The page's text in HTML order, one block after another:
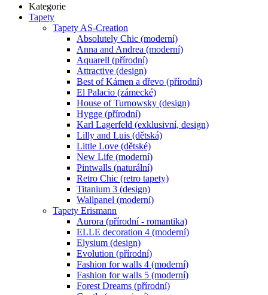
Kategorie
Tapety
Tapety AS-Creation
Absolutely Chic (moderní)
Anna and Andrea (moderní)
Aquarell (přírodní)
Attractive (design)
Best of Kámen a dřevo (přírodní)
El Palacio (zámecké)
House of Turnowsky (design)
Hygge (přírodní)
Karl Lagerfeld (exklusivní, design)
Lilly and Luis (dětská)
Little Love (dětské)
New Life (moderní)
Pintwalls (naturální)
Retro Chic (retro tapety)
Titanium 3 (design)
Wallpanel (moderní)
Tapety Erismann
Aurora (přírodní - romantika)
ELLE decoration 4 (moderní)
Elysium (design)
Evolution (přírodní)
Fashion for walls 4 (moderní)
Fashion for walls 5 (moderní)
Forest Dreams (přírodní)